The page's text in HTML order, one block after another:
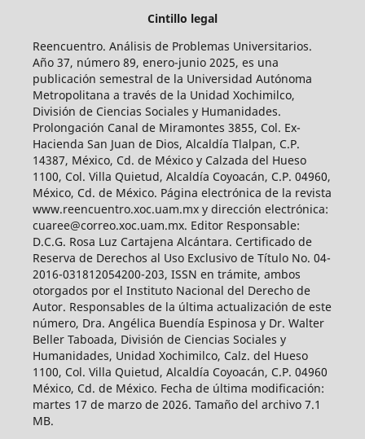
Cintillo legal
Reencuentro. Análisis de Problemas Universitarios.
Año 37, número 89, enero-junio 2025, es una
publicación semestral de la Universidad Autónoma
Metropolitana a través de la Unidad Xochimilco,
División de Ciencias Sociales y Humanidades.
Prolongación Canal de Miramontes 3855, Col. Ex-
Hacienda San Juan de Dios, Alcaldía Tlalpan, C.P.
14387, México, Cd. de México y Calzada del Hueso
1100, Col. Villa Quietud, Alcaldía Coyoacán, C.P. 04960,
México, Cd. de México. Página electrónica de la revista
www.reencuentro.xoc.uam.mx y dirección electrónica:
cuaree@correo.xoc.uam.mx. Editor Responsable:
D.C.G. Rosa Luz Cartajena Alcántara. Certificado de
Reserva de Derechos al Uso Exclusivo de Título No. 04-
2016-031812054200-203, ISSN en trámite, ambos
otorgados por el Instituto Nacional del Derecho de
Autor. Responsables de la última actualización de este
número, Dra. Angélica Buendía Espinosa y Dr. Walter
Beller Taboada, División de Ciencias Sociales y
Humanidades, Unidad Xochimilco, Calz. del Hueso
1100, Col. Villa Quietud, Alcaldía Coyoacán, C.P. 04960
México, Cd. de México. Fecha de última modificación:
martes 17 de marzo de 2026. Tamaño del archivo 7.1
MB.